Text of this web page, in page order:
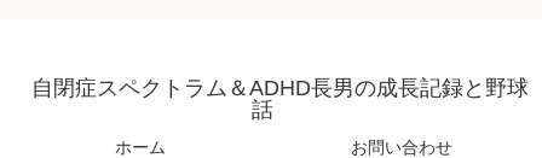
自閉症スペクトラム＆ADHD長男の成長記録と野球
話
ホーム
お問い合わせ